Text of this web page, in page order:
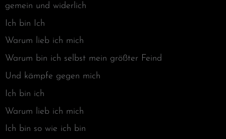
gemein und widerlich
Ich bin Ich
Warum lieb ich mich
Warum bin ich selbst mein größter Feind
Und kämpfe gegen mich
Ich bin ich
Warum lieb ich mich
Ich bin so wie ich bin